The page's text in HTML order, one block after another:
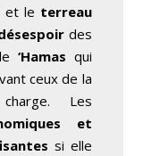
et le terreau
des
‘Hamas qui
ceux de la
Les
et
si elle